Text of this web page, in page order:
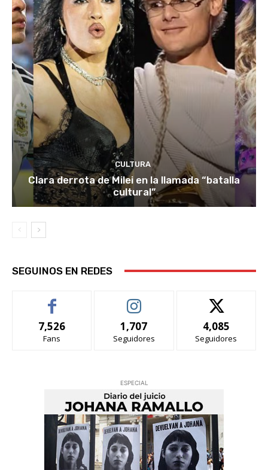
CULTURA
Clara derrota de Milei en la llamada “batalla
cultural”
SEGUINOS EN REDES
7,526
Fans
1,707
Seguidores
4,085
Seguidores
ESPECIAL